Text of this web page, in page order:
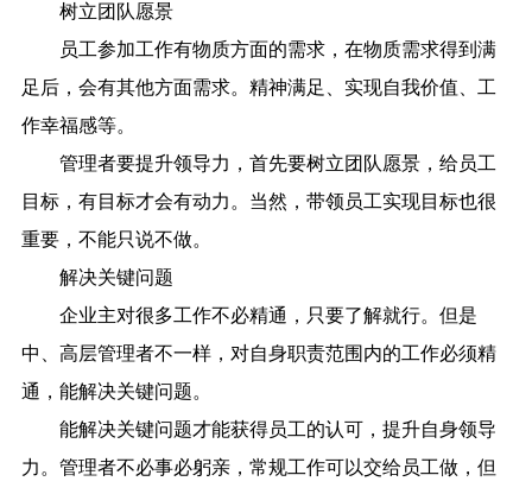
树立团队愿景
员工参加工作有物质方面的需求，在物质需求得到满
足后，会有其他方面需求。精神满足、实现自我价值、工
作幸福感等。
管理者要提升领导力，首先要树立团队愿景，给员工
目标，有目标才会有动力。当然，带领员工实现目标也很
重要，不能只说不做。
解决关键问题
企业主对很多工作不必精通，只要了解就行。但是
中、高层管理者不一样，对自身职责范围内的工作必须精
通，能解决关键问题。
能解决关键问题才能获得员工的认可，提升自身领导
力。管理者不必事必躬亲，常规工作可以交给员工做，但